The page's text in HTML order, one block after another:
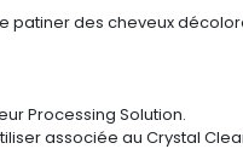
patiner des cheveux
Processing Solution.
associée au Crystal